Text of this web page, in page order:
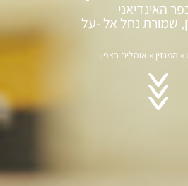
האינדיאני
שמורת נחל אל -על
» המגזין » אוהלים בצפון